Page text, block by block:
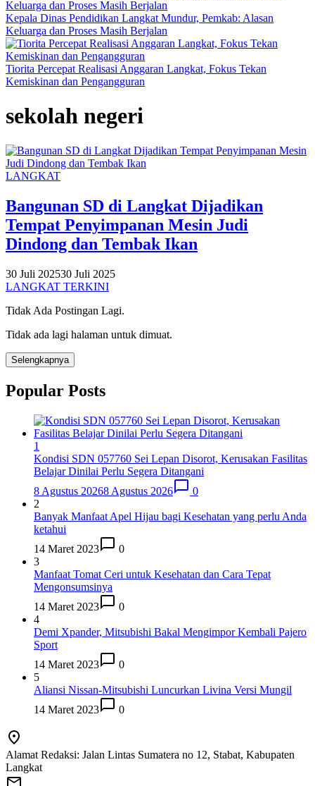
Kepala Dinas Pendidikan Langkat Mundur, Pemkab: Alasan
Keluarga dan Proses Masih Berjalan
Tiorita Percepat Realisasi Anggaran Langkat, Fokus Tekan
Kemiskinan dan Pengangguran
sekolah negeri
LANGKAT
Bangunan SD di Langkat Dijadikan
Tempat Penyimpanan Mesin Judi
Dindong dan Tembak Ikan
30 Juli 202530 Juli 2025
LANGKAT TERKINI
Tidak Ada Postingan Lagi.
Tidak ada lagi halaman untuk dimuat.
Selengkapnya
Popular Posts
1
Kondisi SDN 057760 Sei Lepan Disorot, Kerusakan Fasilitas
Belajar Dinilai Perlu Segera Ditangani
8 Agustus 20268 Agustus 2026
0
2
Banyak Manfaat Apel Hijau bagi Kesehatan yang perlu Anda
ketahui
14 Maret 2023
0
3
Manfaat Tomat Ceri untuk Kesehatan dan Cara Tepat
Mengonsumsinya
14 Maret 2023
0
4
Demi Xpander, Mitsubishi Bakal Mengimpor Kembali Pajero
Sport
14 Maret 2023
0
5
Aliansi Nissan-Mitsubishi Luncurkan Livina Versi Mungil
14 Maret 2023
0
Alamat Redaksi: Jalan Lintas Sumatera no 12, Stabat, Kabupaten
Langkat